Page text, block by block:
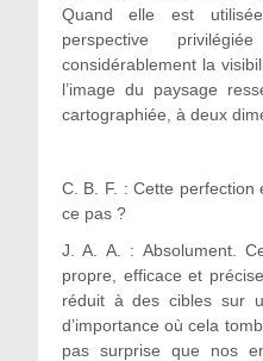
Quand elle est
perspective
considérablement la
l’image du paysage
cartographiée, à deux
C. B. F. : Cette perfection
ce pas ?
J. A. A. : Absolument.
propre, efficace et
réduit à des cibles sur
d’importance où cela
pas surprise que nos